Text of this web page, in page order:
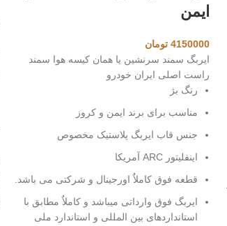
ایمن
4150000 تومان
ایربگ سمند سرنشین یا همان کیسه هوا سمند
راست اصلی ایران خودرو
رنگ بژ
مناسب برای برند ایمن و کروز
جنس قاب ایربگ پلاستیک مخصوص
اینفلیتور ARC آمریکا
قطعه فوق کاملاٌ اورجینال و شرکتی می باشد.
ایربگ فوق وارداتی میباشد و کاملاٌ مطابق با
استانداردهای بین المللی و استاندارد ملی